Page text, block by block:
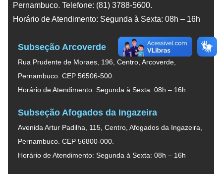
Pernambuco. Telefone: (81) 3788-5600.
Horário de Atendimento: Segunda à Sexta: 08h – 16h
Subseção Arcoverde
Rua Prudente de Moraes, 196, Centro, Arcoverde,
Pernambuco. CEP 56506-500.
Horário de Atendimento: Segunda à Sexta: 08h – 16h
Subseção Afogados da Ingazeira
Avenida Artur Padilha, 115, Centro, Afogados da Ingazeira,
Pernambuco. CEP 56800-000.
Horário de Atendimento: Segunda à Sexta: 08h – 16h